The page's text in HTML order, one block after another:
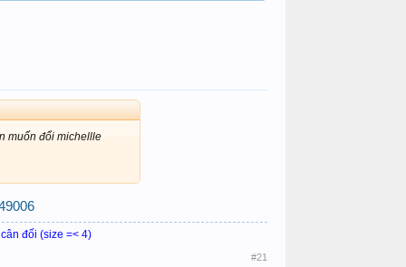
muốn đổi michellle
đối (size =< 4)
#21